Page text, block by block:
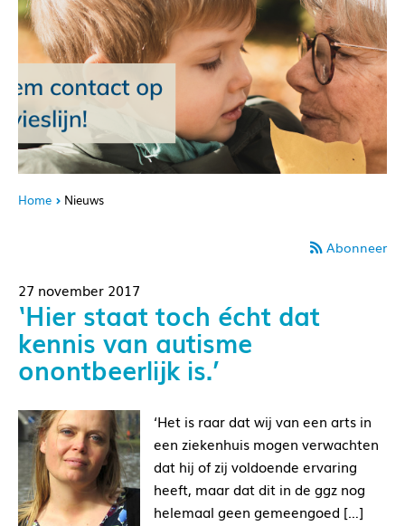
Home Nieuws
Abonneer
27 november 2017
‘Hier staat toch écht dat
kennis van autisme
onontbeerlijk is.’
‘Het is raar dat wij van een arts in
een ziekenhuis mogen verwachten
dat hij of zij voldoende ervaring
heeft, maar dat dit in de ggz nog
helemaal geen gemeengoed […]